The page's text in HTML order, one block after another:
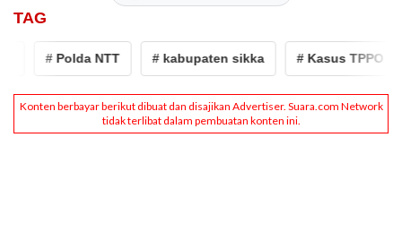
TAG
# Polda NTT # kabupaten sikka # Kasus TPPO